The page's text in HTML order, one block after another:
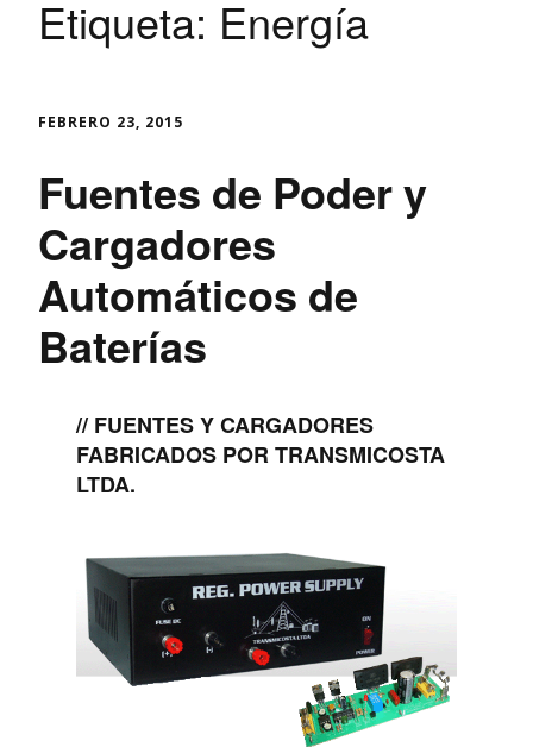
Etiqueta: Energía
FEBRERO 23, 2015
Fuentes de Poder y
Cargadores
Automáticos de
Baterías
// FUENTES Y CARGADORES
FABRICADOS POR TRANSMICOSTA
LTDA.